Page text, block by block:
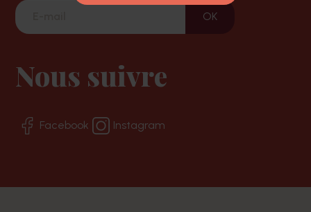
Nous suivre
Facebook Instagram